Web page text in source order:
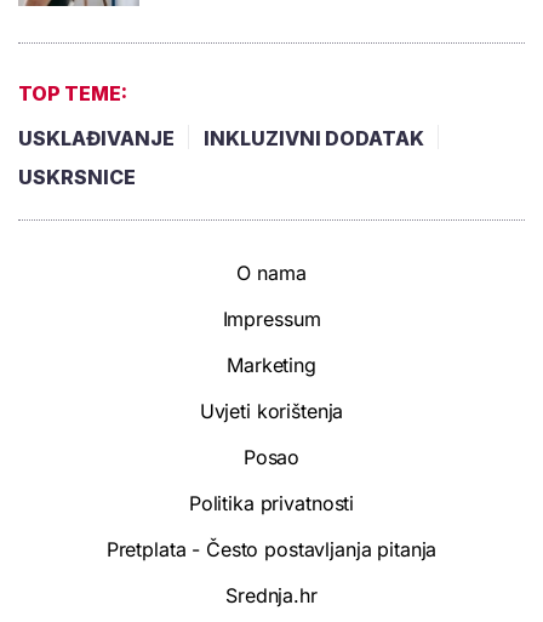
TOP TEME:
USKLAĐIVANJE
INKLUZIVNI DODATAK
USKRSNICE
O nama
Impressum
Marketing
Uvjeti korištenja
Posao
Politika privatnosti
Pretplata - Često postavljanja pitanja
Srednja.hr